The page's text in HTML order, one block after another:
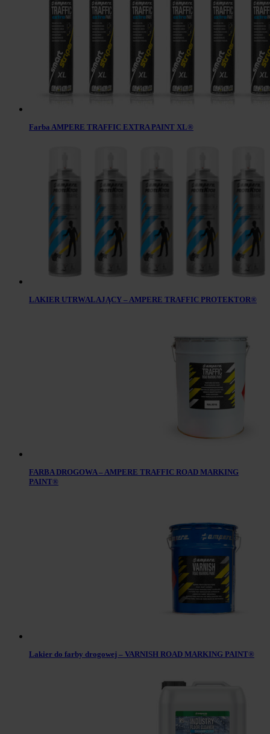
Farba AMPERE TRAFFIC EXTRA PAINT XL®
LAKIER UTRWALAJĄCY – AMPERE TRAFFIC PROTEKTOR®
FARBA DROGOWA – AMPERE TRAFFIC ROAD MARKING
PAINT®
Lakier do farby drogowej – VARNISH ROAD MARKING PAINT®